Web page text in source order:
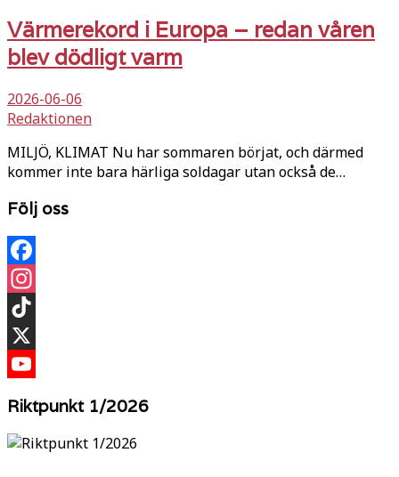
Värmerekord i Europa – redan våren
blev dödligt varm
2026-06-06
Redaktionen
MILJÖ, KLIMAT Nu har sommaren börjat, och därmed
kommer inte bara härliga soldagar utan också de…
Följ oss
Facebook
Instagram
TikTok
X
Riktpunkt 1/2026